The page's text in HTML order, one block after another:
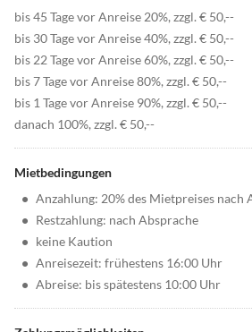
bis 45 Tage vor Anreise 20%, zzgl. € 50,--
bis 30 Tage vor Anreise 40%, zzgl. € 50,--
bis 22 Tage vor Anreise 60%, zzgl. € 50,--
bis 7 Tage vor Anreise 80%, zzgl. € 50,--
bis 1 Tage vor Anreise 90%, zzgl. € 50,--
danach 100%, zzgl. € 50,--
Mietbedingungen
• Anzahlung: 20% des Mietpreises nach
• Restzahlung: nach Absprache
• keine Kaution
• Anreisezeit: frühestens 16:00 Uhr
• Abreise: bis spätestens 10:00 Uhr